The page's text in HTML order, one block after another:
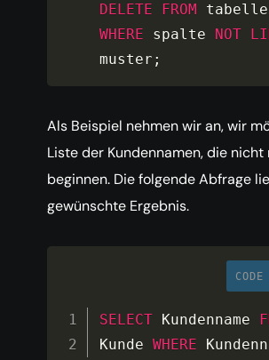
DELETE FROM
WHERE spalte NOT
muster ;
Als Beispiel nehmen wir an, wir
Liste der Kundennamen, die nicht
beginnen. Die folgende Abfrage
gewünschte Ergebnis.
SELECT Kundenname
Kunde WHERE